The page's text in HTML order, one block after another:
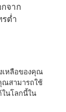
จาก
ต่ำ
เหลือของคุณ
ณสามารถใช้
นโลกนี้ใน